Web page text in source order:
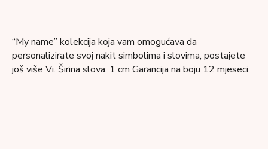
“My name” kolekcija koja vam omogućava da
personalizirate svoj nakit simbolima i slovima, postajete
još više Vi. Širina slova: 1 cm Garancija na boju 12 mjeseci.